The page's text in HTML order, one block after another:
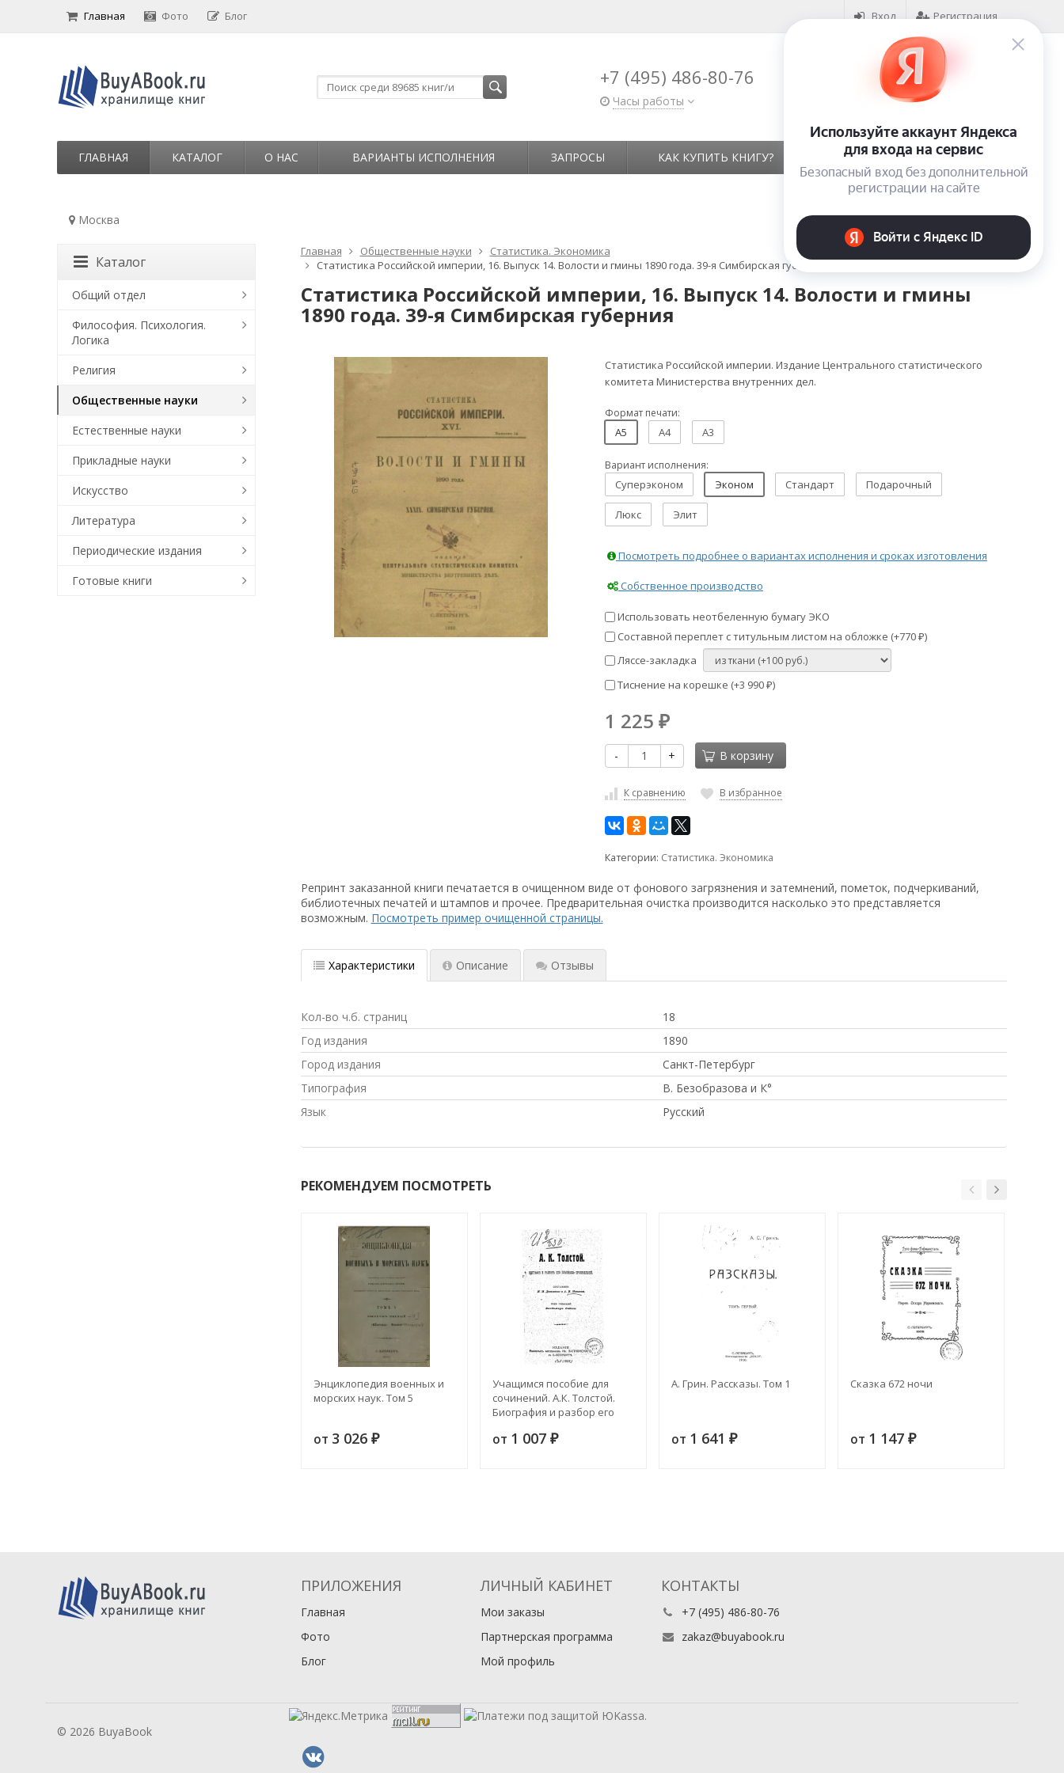
Вход Регистрация
Главная Фото Блог
+7 (495) 486-80-76
Часы работы
Корзина ( 0)
на сумму0₽
ГЛАВНАЯ КАТАЛОГ О НАС ВАРИАНТЫ ИСПОЛНЕНИЯ ЗАПРОСЫ КАК КУПИТЬ КНИГУ? КОНТАКТЫ ОТЗЫВЫ
Москва
Главная Общественные науки
Статистика. Экономика
Статистика Российской империи, 16. Выпуск 14. Волости и гмины 1890 года. 39-я Симбирская губерния
Статистика Российской империи, 16. Выпуск 14. Волости и гмины
1890 года. 39-я Симбирская губерния
Статистика Российской империи. Издание Центрального статистического
комитета Министерства внутренних дел.
Формат печати:
A5 A4 A3
Вариант исполнения:
Суперэконом Эконом Стандарт Подарочный
Люкс Элит
Посмотреть подробнее о вариантах исполнения и сроках изготовления
Собственное производство
Использовать неотбеленную бумагу ЭКО
Составной переплет с титульным листом на обложке (+770 ₽)
Ляссе-закладка
Тиснение на корешке (+3 990 ₽)
1 225 ₽
- + В корзину
К сравнению В избранное
Категории: Статистика. Экономика
Репринт заказанной книги печатается в очищенном виде от фонового загрязнения и затемнений, пометок, подчеркиваний,
библиотечных печатей и штампов и прочее. Предварительная очистка производится насколько это представляется
возможным. Посмотреть пример очищенной страницы.
Характеристики Описание Отзывы
Кол-во ч.б. страниц
18
Год издания
1890
Город издания
Санкт-Петербург
Типография
В. Безобразова и К°
Язык
Русский
РЕКОМЕНДУЕМ ПОСМОТРЕТЬ
Энциклопедия военных и
морских наук. Том 5
от 3 026 ₽
Учащимся пособие для
сочинений. А.К. Толстой.
Биография и разбор его
от 1 007 ₽
А. Грин. Рассказы. Том 1
от 1 641 ₽
Сказка 672 ночи
от 1 147 ₽
Каталог
Общий отдел
Философия. Психология.
Логика
Религия
Общественные науки
Естественные науки
Прикладные науки
Искусство
Литература
Периодические издания
Готовые книги
ПРИЛОЖЕНИЯ
Главная
Фото
Блог
ЛИЧНЫЙ КАБИНЕТ
Мои заказы
Партнерская программа
Мой профиль
КОНТАКТЫ
+7 (495) 486-80-76
zakaz@buyabook.ru
© 2026 BuyaBook